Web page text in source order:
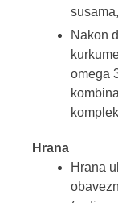
Nakon
omega
Hrana
Hrana